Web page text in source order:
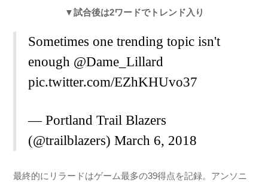
▼試合後は2ワードでトレンド入り
Sometimes one trending topic isn't
enough @Dame_Lillard
pic.twitter.com/EZhKHUvo37
— Portland Trail Blazers
(@trailblazers) March 6, 2018
最終的にリラードはゲーム最多の39得点を記録。アンソニ